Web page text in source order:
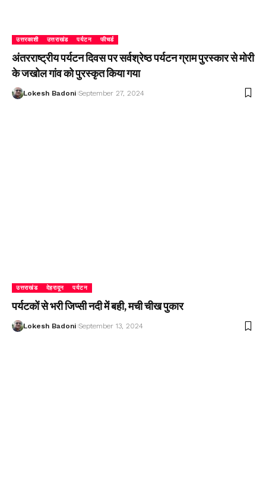
उत्तरकाशी उत्तराखंड पर्यटन फीचर्ड
अंतरराष्ट्रीय पर्यटन दिवस पर सर्वश्रेष्ठ पर्यटन ग्राम पुरस्कार से मोरी
के जखोल गांव को पुरस्कृत किया गया
Lokesh Badoni September 27, 2024
उत्तराखंड देहरादून पर्यटन
पर्यटकों से भरी जिप्सी नदी में बही, मची चीख पुकार
Lokesh Badoni September 13, 2024